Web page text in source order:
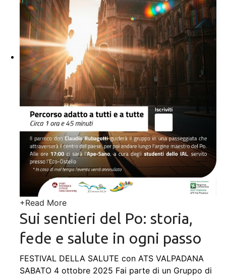
+Read More
Sui sentieri del Po: storia,
fede e salute in ogni passo
FESTIVAL DELLA SALUTE con ATS VALPADANA
SABATO 4 ottobre 2025 Fai parte di un Gruppo di